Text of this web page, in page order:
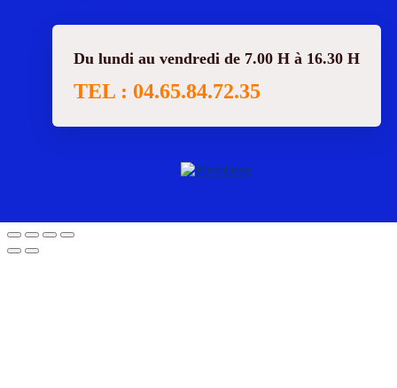
Du lundi au vendredi de 7.00 H à 16.30 H
TEL : 04.65.84.72.35